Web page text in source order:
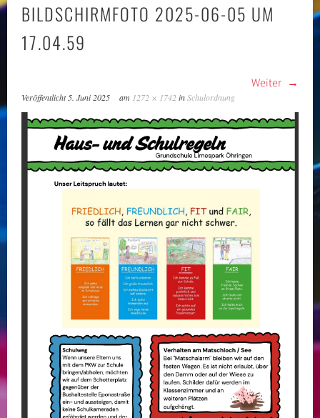
BILDSCHIRMFOTO 2025-06-05 UM
17.04.59
Weiter
Veröffentlicht5. Juni 2025 am 1272 × 1742inSchulordnung